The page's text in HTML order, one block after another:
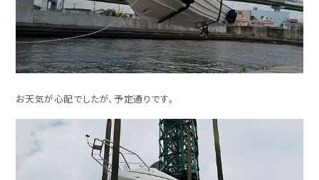
お天気が心配でしたが、予定通りです。